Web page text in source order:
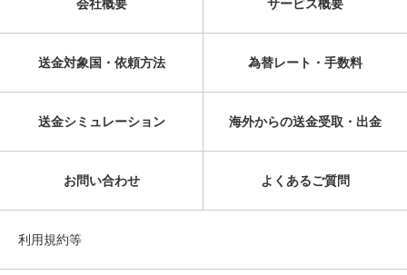
会社概要 サービス概要
送金対象国・依頼方法 為替レート・手数料
送金シミュレーション 海外からの送金受取・出金
お問い合わせ よくあるご質問
利用規約等